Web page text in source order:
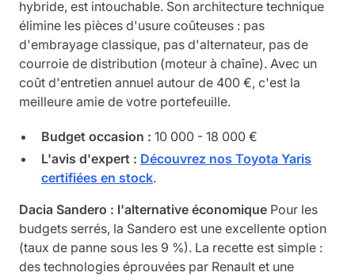
hybride, est intouchable. Son architecture technique
élimine les pièces d'usure coûteuses : pas
d'embrayage classique, pas d'alternateur, pas de
courroie de distribution (moteur à chaîne). Avec un
coût d'entretien annuel autour de 400 €, c'est la
meilleure amie de votre portefeuille.
Budget occasion : 10 000 - 18 000 €
L'avis d'expert : Découvrez nos Toyota Yaris
certifiées en stock.
Dacia Sandero : l'alternative économique Pour les
budgets serrés, la Sandero est une excellente option
(taux de panne sous les 9 %). La recette est simple :
des technologies éprouvées par Renault et une